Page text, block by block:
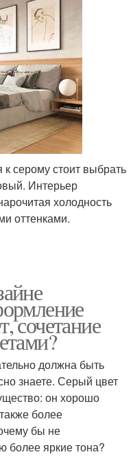
серому стоит выбрать
Интерьер
холодность
оттенками.
сочетание
должна быть
знаете. Серый цвет
он хорошо
более
бы не
более яркие тона?